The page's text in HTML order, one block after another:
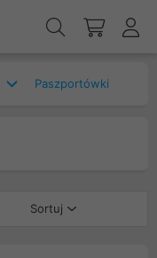
Paszportówki
Sortuj